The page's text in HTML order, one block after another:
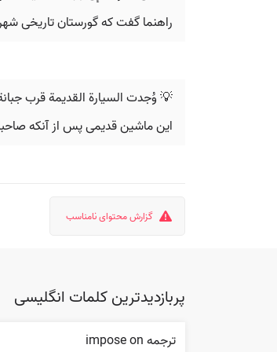
راهنما گفت که گورستان تاریخی
💡 وُجدت السيارة القديمة قرب
این ماشین قدیمی پس از آنکه
گزارش محتوای نامناسب
پربازدیدترین کلمات انگلیسی
ترجمه impose on